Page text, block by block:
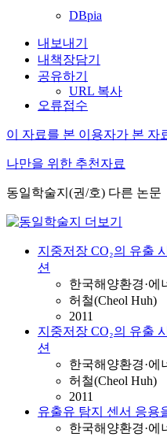
DBpia
내보내기
내책장담기
공유하기
URL 복사
오류접수
이 자료를 본 이용자가 본 자
나만을 위한 추천자료
동일학술지(권/호) 다른 논문
지중저장 CO₂의 유출
션
한국해양환경·에
허철(Cheol Huh)
2011
지중저장 CO₂의 유출
션
한국해양환경·에
허철(Cheol Huh)
2011
유출유 탐지 센서 응용
한국해양환경·에